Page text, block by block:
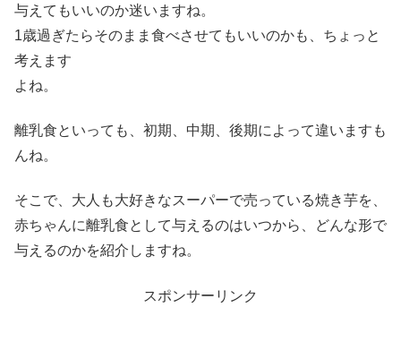
与えてもいいのか迷いますね。
1歳過ぎたらそのまま食べさせてもいいのかも、ちょっと
考えます
よね。
離乳食といっても、初期、中期、後期によって違いますも
んね。
そこで、大人も大好きなスーパーで売っている焼き芋を、
赤ちゃんに離乳食として与えるのはいつから、どんな形で
与えるのかを紹介しますね。
スポンサーリンク